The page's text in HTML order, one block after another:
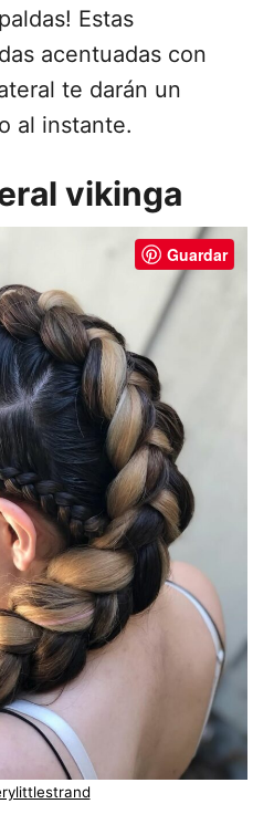
Estas
acentuadas con
te darán un
al instante.
vikinga
Guardar